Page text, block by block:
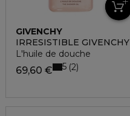
GIVENCHY
IRRESISTIBLE GIVENCHY
L'huile de douche
69,60 € 5 2